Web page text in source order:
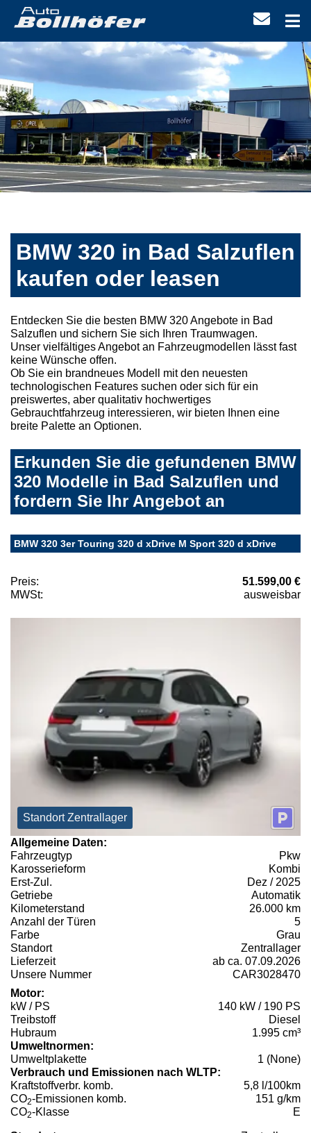
BMW 320 in Bad Salzuflen
kaufen oder leasen
Entdecken Sie die besten BMW 320 Angebote in Bad
Salzuflen und sichern Sie sich Ihren Traumwagen.
Unser vielfältiges Angebot an Fahrzeugmodellen lässt fast
keine Wünsche offen.
Ob Sie ein brandneues Modell mit den neuesten
technologischen Features suchen oder sich für ein
preiswertes, aber qualitativ hochwertiges
Gebrauchtfahrzeug interessieren, wir bieten Ihnen eine
breite Palette an Optionen.
Erkunden Sie die gefundenen BMW
320 Modelle in Bad Salzuflen und
fordern Sie Ihr Angebot an
BMW 320 3er Touring 320 d xDrive M Sport 320 d xDrive
Preis:
51.599,00 €
MWSt:
ausweisbar
Standort Zentrallager
Allgemeine Daten:
Fahrzeugtyp
Pkw
Karosserieform
Kombi
Erst-Zul.
Dez / 2025
Getriebe
Automatik
Kilometerstand
26.000 km
Anzahl der Türen
5
Farbe
Grau
Standort
Zentrallager
Lieferzeit
ab ca. 07.09.2026
Unsere Nummer
CAR3028470
Motor:
kW / PS
140 kW / 190 PS
Treibstoff
Diesel
Hubraum
1.995 cm³
Umweltnormen:
Umweltplakette
1 (None)
Verbrauch und Emissionen nach WLTP:
Kraftstoffverbr. komb.
5,8 l/100km
CO2-Emissionen komb.
151 g/km
CO2-Klasse E